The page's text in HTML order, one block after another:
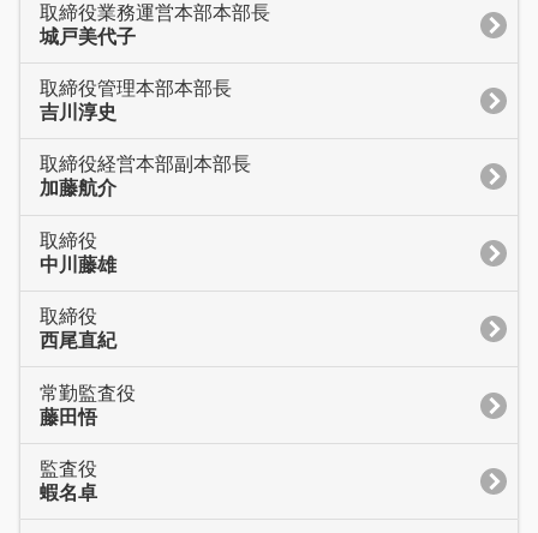
取締役業務運営本部本部長
城戸美代子
取締役管理本部本部長
吉川淳史
取締役経営本部副本部長
加藤航介
取締役
中川藤雄
取締役
西尾直紀
常勤監査役
藤田悟
監査役
蝦名卓